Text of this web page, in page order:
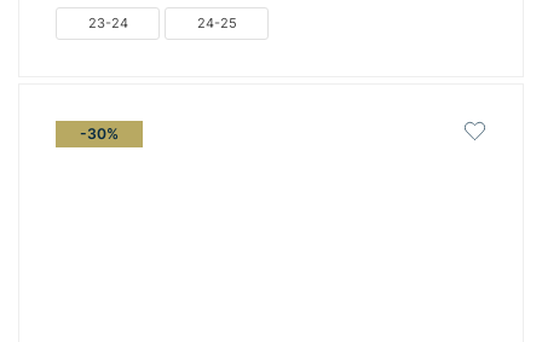
23-24 24-25
-30%